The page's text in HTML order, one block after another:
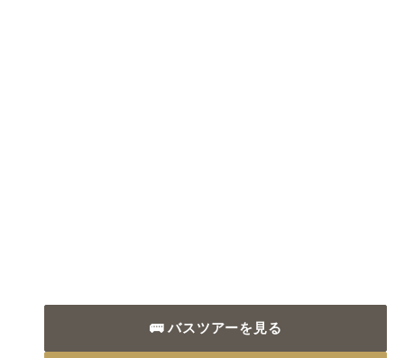
🚌 バスツアーを見る